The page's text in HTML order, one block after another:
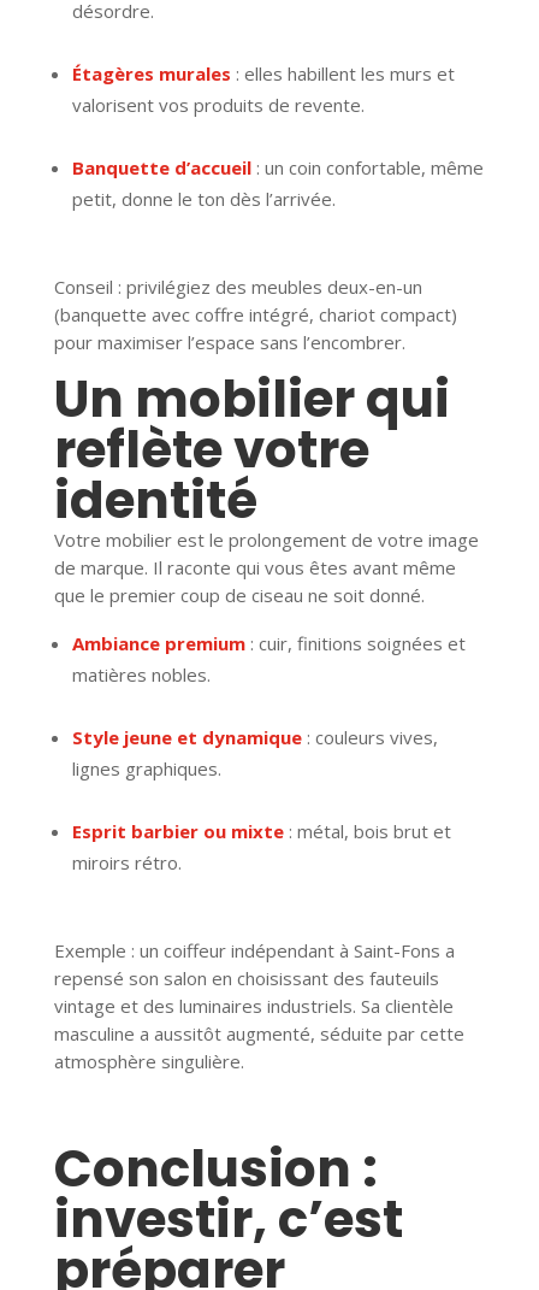
désordre.
Étagères murales : elles habillent les murs et
valorisent vos produits de revente.
Banquette d’accueil: un coin confortable, même
petit, donne le ton dès l’arrivée.
Conseil : privilégiez des meubles deux-en-un
(banquette avec coffre intégré, chariot compact)
pour maximiser l’espace sans l’encombrer.
Un mobilier qui
reflète votre
identité
Votre mobilier est le prolongement de votre image
de marque. Il raconte qui vous êtes avant même
que le premier coup de ciseau ne soit donné.
Ambiance premium: cuir, finitions soignées et
matières nobles.
Style jeune et dynamique: couleurs vives,
lignes graphiques.
Esprit barbier ou mixte: métal, bois brut et
miroirs rétro.
Exemple : un coiffeur indépendant à Saint-Fons a
repensé son salon en choisissant des fauteuils
vintage et des luminaires industriels. Sa clientèle
masculine a aussitôt augmenté, séduite par cette
atmosphère singulière.
Conclusion :
investir, c’est
préparer